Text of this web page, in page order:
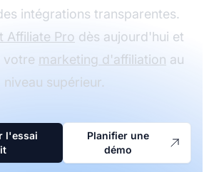
intégrations transparentes.
Affiliate Pro dès aujourd'hui et
votre marketing d'affiliation au
niveau supérieur.
l'essai
Planifier une
démo